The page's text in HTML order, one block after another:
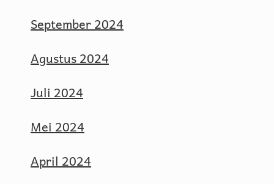
September 2024
Agustus 2024
Juli 2024
Mei 2024
April 2024